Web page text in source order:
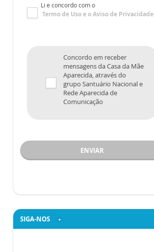
Li e concordo com o
Termo de Usoe oAviso de Privacidade
Concordo em receber
mensagens da Casa da Mãe
Aparecida, através do
grupo Santuário Nacional e
Rede Aparecida de
Comunicação
ENVIAR
SIGA-NOS